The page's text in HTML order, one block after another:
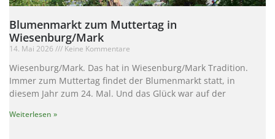
Blumenmarkt zum Muttertag in
Wiesenburg/Mark
14. Mai 2026 Keine Kommentare
Wiesenburg/Mark. Das hat in Wiesenburg/Mark Tradition.
Immer zum Muttertag findet der Blumenmarkt statt, in
diesem Jahr zum 24. Mal. Und das Glück war auf der
Weiterlesen »